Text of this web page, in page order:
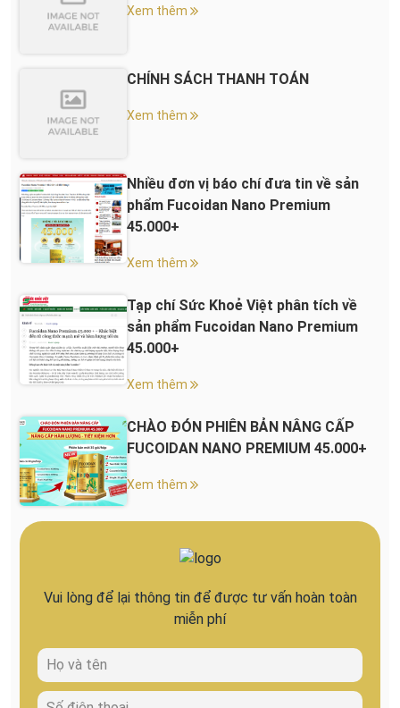
Xem thêm
CHÍNH SÁCH THANH TOÁN
Xem thêm
Nhiều đơn vị báo chí đưa tin về sản
phẩm Fucoidan Nano Premium
45.000+
Xem thêm
Tạp chí Sức Khoẻ Việt phân tích về
sản phẩm Fucoidan Nano Premium
45.000+
Xem thêm
CHÀO ĐÓN PHIÊN BẢN NÂNG CẤP
FUCOIDAN NANO PREMIUM 45.000+
Xem thêm
Vui lòng để lại thông tin để được tư vấn hoàn toàn
miễn phí